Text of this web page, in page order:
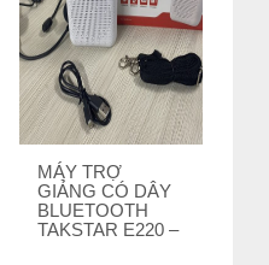
MÁY TRỢ
GIẢNG CÓ DÂY
BLUETOOTH
TAKSTAR E220 –